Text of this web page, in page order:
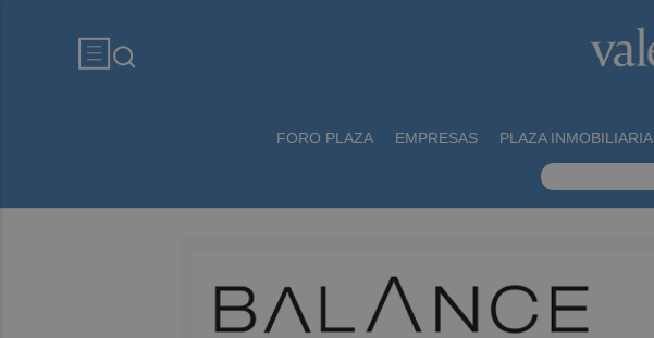
FORO PLAZA EMPRESAS PLAZA INMOBILIARIA